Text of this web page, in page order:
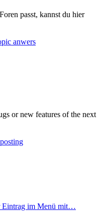
passt, kannst du hier
anwers
or new features of the next
Eintrag im Menü mit…